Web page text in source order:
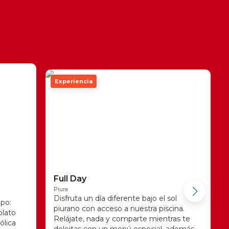
Experiencia
Full Day
Piura
Disfruta un día diferente bajo el sol
piurano con acceso a nuestra piscina.
Relájate, nada y comparte mientras te